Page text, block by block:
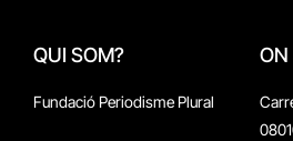
QUI SOM?
Fundació Periodisme Plural
ON